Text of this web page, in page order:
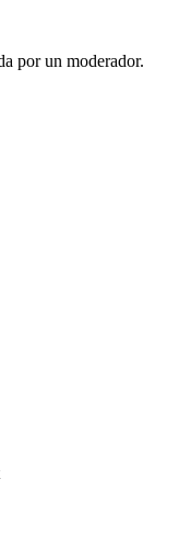
por un moderador.